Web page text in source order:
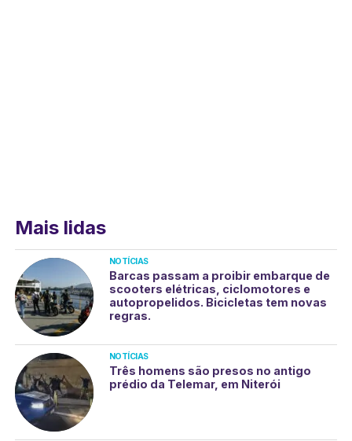
Mais lidas
NOTÍCIAS
Barcas passam a proibir embarque de
scooters elétricas, ciclomotores e
autopropelidos. Bicicletas tem novas
regras.
NOTÍCIAS
Três homens são presos no antigo
prédio da Telemar, em Niterói